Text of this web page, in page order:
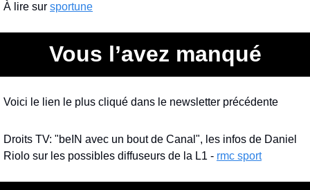
À lire sur sportune
Vous l’avez manqué
Voici le lien le plus cliqué dans le newsletter précédente
Droits TV: "beIN avec un bout de Canal", les infos de Daniel
Riolo sur les possibles diffuseurs de la L1 - rmc sport